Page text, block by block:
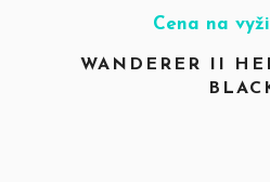
Cena na
WANDERER II